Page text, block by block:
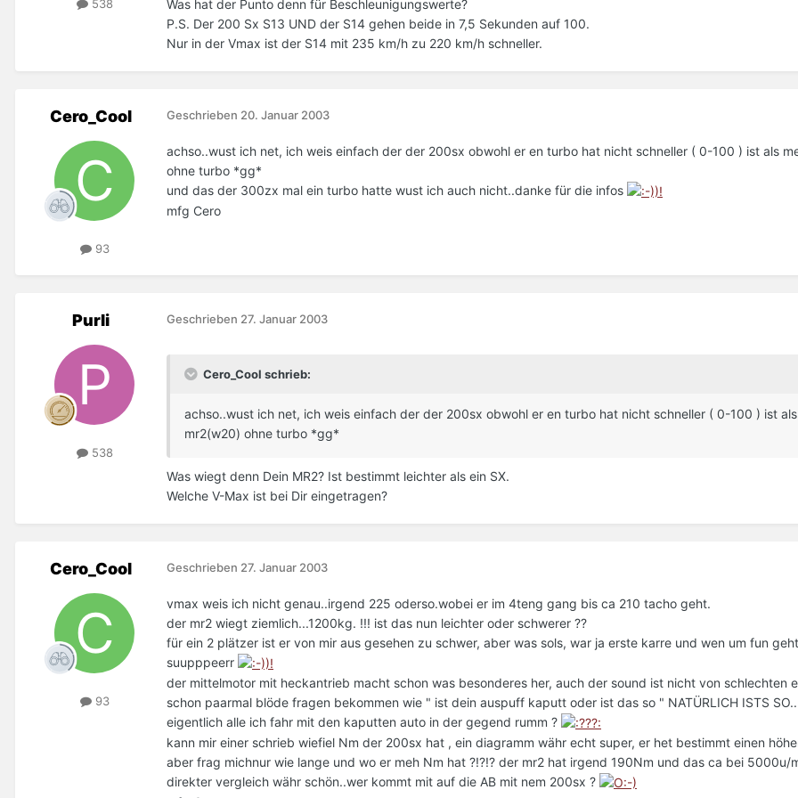
538
Was hat der Punto denn für Beschleunigungswerte?
P.S. Der 200 Sx S13 UND der S14 gehen beide in 7,5 Sekunden auf 100.
Nur in der Vmax ist der S14 mit 235 km/h zu 220 km/h schneller.
Cero_Cool
93
Geschrieben 20. Januar 2003
achso..wust ich net, ich weis einfach der der 200sx obwohl er en turbo hat nicht schneller ( 0-100 ) ist als
ohne turbo *gg*
und das der 300zx mal ein turbo hatte wust ich auch nicht..danke für die infos
mfg Cero
Purli
538
Geschrieben 27. Januar 2003
Cero_Cool schrieb:
achso..wust ich net, ich weis einfach der der 200sx obwohl er en turbo hat nicht schneller ( 0-100 ) ist
mr2(w20) ohne turbo *gg*
Was wiegt denn Dein MR2? Ist bestimmt leichter als ein SX.
Welche V-Max ist bei Dir eingetragen?
Cero_Cool
93
Geschrieben 27. Januar 2003
vmax weis ich nicht genau..irgend 225 oderso.wobei er im 4teng gang bis ca 210 tacho geht.
der mr2 wiegt ziemlich...1200kg. !!! ist das nun leichter oder schwerer ??
für ein 2 plätzer ist er von mir aus gesehen zu schwer, aber was sols, war ja erste karre und wen um fun
suupppeerr
der mittelmotor mit heckantrieb macht schon was besonderes her, auch der sound ist nicht von schlechten
schon paarmal blöde fragen bekommen wie " ist dein auspuff kaputt oder ist das so " NATÜRLICH ISTS
eigentlich alle ich fahr mit den kaputten auto in der gegend rumm ?
kann mir einer schrieb wiefiel Nm der 200sx hat , ein diagramm währ echt super, er het bestimmt einen
aber frag michnur wie lange und wo er meh Nm hat ?!?!? der mr2 hat irgend 190Nm und das ca bei 5000u/
direkter vergleich währ schön..wer kommt mit auf die AB mit nem 200sx ?